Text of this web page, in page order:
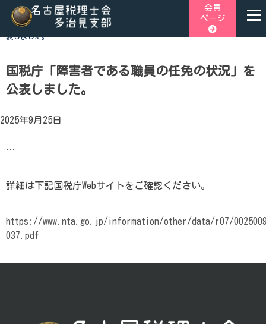
Skip
content
市と可児郡御嵩町の4市1町が所属する税理士会です。地域の皆
様に寄り添う税務の専門家として、税務支援や研修会、租税教
育などを行っております。税の無料相談会も実施しておりま
会員
ページ
ホーム> 税関連トピックス>国税庁「障害者である職員の任免の状況」を公
表しました。
国税庁「障害者である職員の任免の状況」を
公表しました。
2025年9月25日
…
詳細は下記国税庁Webサイトをご確認ください。
https://www.nta.go.jp/information/other/data/r07/
037.pdf